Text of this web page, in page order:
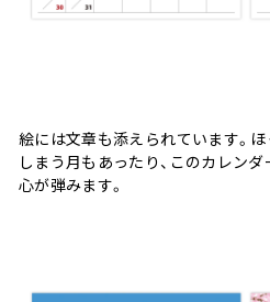
絵には文章も添えられています。
しまう月もあったり、このカレン
心が弾みます。